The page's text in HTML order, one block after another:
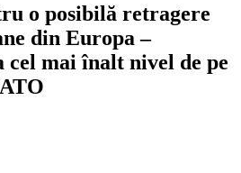
o posibilă retragere
din Europa –
cel mai înalt nivel de pe